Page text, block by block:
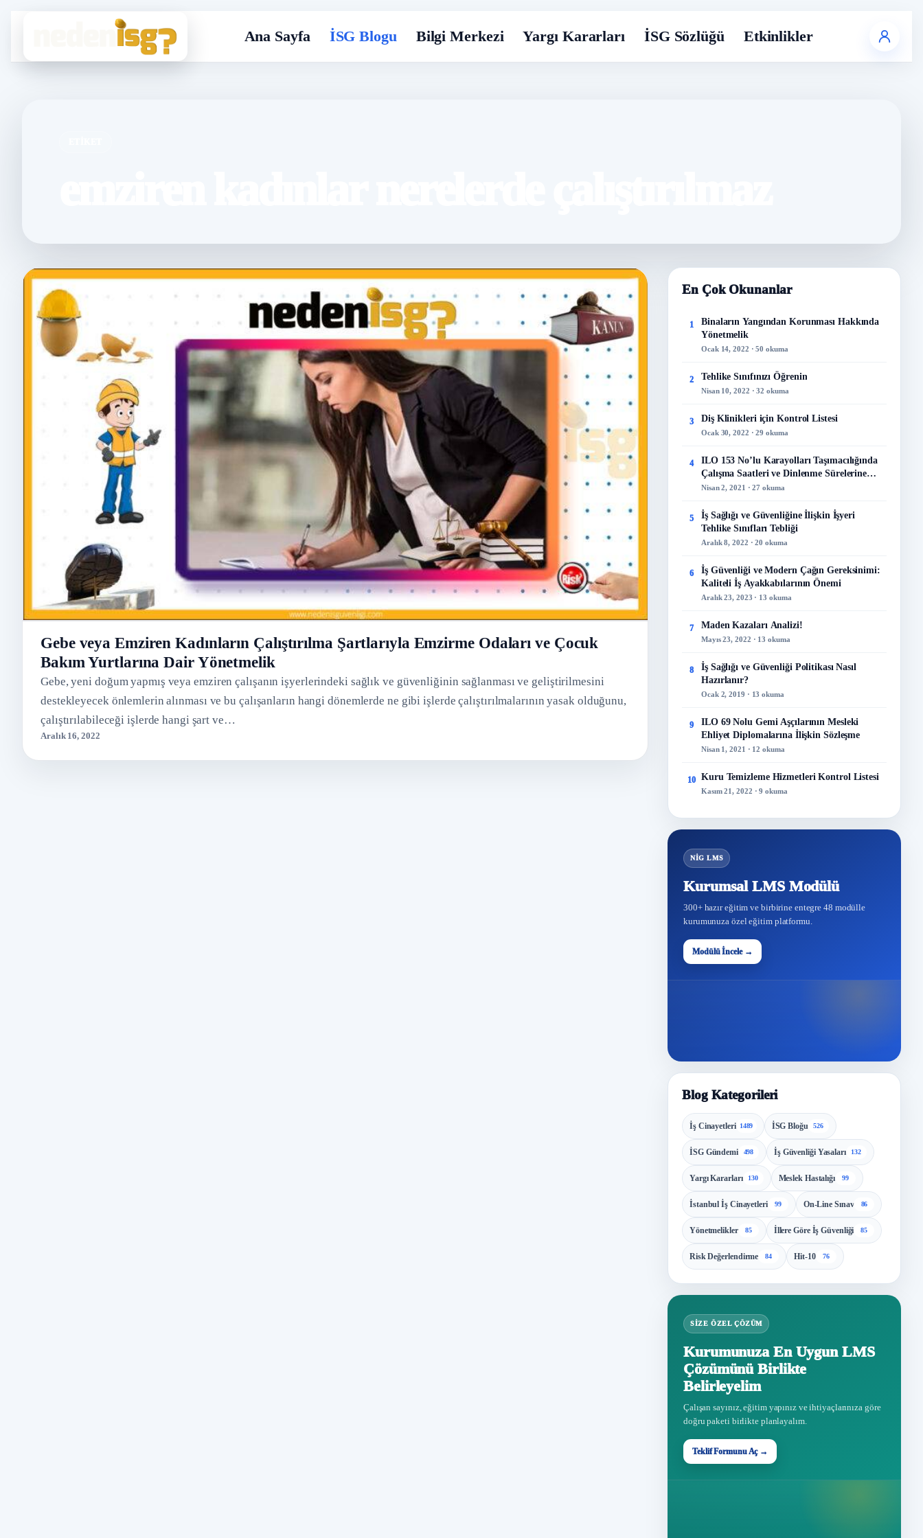
Ana Sayfa İSG Blogu Bilgi Merkezi Yargı Kararları İSG Sözlüğü Etkinlikler
Gebe veya Emziren Kadınların Çalıştırılma Şartlarıyla Emzirme Odaları ve Çocuk
Bakım Yurtlarına Dair Yönetmelik
Gebe, yeni doğum yapmış veya emziren çalışanın işyerlerindeki sağlık ve güvenliğinin sağlanması ve geliştirilmesini
destekleyecek önlemlerin alınması ve bu çalışanların hangi dönemlerde ne gibi işlerde çalıştırılmalarının yasak olduğunu,
çalıştırılabileceği işlerde hangi şart ve…
Aralık 16, 2022
En Çok Okunanlar
1
Binaların Yangından Korunması Hakkında
Yönetmelik
Ocak 14, 2022 · 50 okuma
2 Tehlike Sınıfınızı Öğrenin
Nisan 10, 2022 · 32 okuma
3 Diş Klinikleri için Kontrol Listesi
Ocak 30, 2022 · 29 okuma
4
ILO 153 No’lu Karayolları Taşımacılığında
Çalışma Saatleri ve Dinlenme Sürelerine
İlişkin Sözleşme
Nisan 2, 2021 · 27 okuma
5
İş Sağlığı ve Güvenliğine İlişkin İşyeri
Tehlike Sınıfları Tebliği
Aralık 8, 2022 · 20 okuma
6
İş Güvenliği ve Modern Çağın Gereksinimi:
Kaliteli İş Ayakkabılarının Önemi
Aralık 23, 2023 · 13 okuma
7 Maden Kazaları Analizi!
Mayıs 23, 2022 · 13 okuma
8
İş Sağlığı ve Güvenliği Politikası Nasıl
Hazırlanır?
Ocak 2, 2019 · 13 okuma
9
ILO 69 Nolu Gemi Aşçılarının Mesleki
Ehliyet Diplomalarına İlişkin Sözleşme
Nisan 1, 2021 · 12 okuma
10 Kuru Temizleme Hizmetleri Kontrol Listesi
Kasım 21, 2022 · 9 okuma
NİG LMS
Kurumsal LMS Modülü
300+ hazır eğitim ve birbirine entegre 48 modülle
kurumunuza özel eğitim platformu.
Modülü İncele →
48
Modül
Blog Kategorileri
İş Cinayetleri 1489 İSG Bloğu 526
İSG Gündemi 498 İş Güvenliği Yasaları 132
Yargı Kararları 130 Meslek Hastalığı 99
İstanbul İş Cinayetleri 99 On-Line Sınav 86
Yönetmelikler 85 İllere Göre İş Güvenliği 85
Risk Değerlendirme 84 Hit-10 76
SIZE ÖZEL ÇÖZÜM
Kurumunuza En Uygun LMS
Çözümünü Birlikte
Belirleyelim
Çalışan sayınız, eğitim yapınız ve ihtiyaçlarınıza göre
doğru paketi birlikte planlayalım.
Teklif Formunu Aç →
Teklif